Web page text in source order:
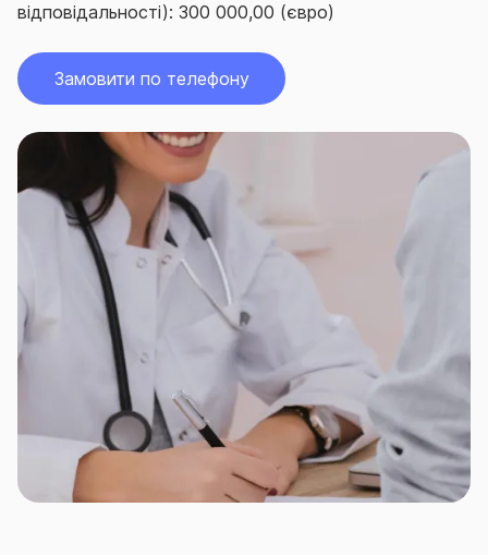
відповідальності): 300 000,00 (євро)
Замовити по телефону